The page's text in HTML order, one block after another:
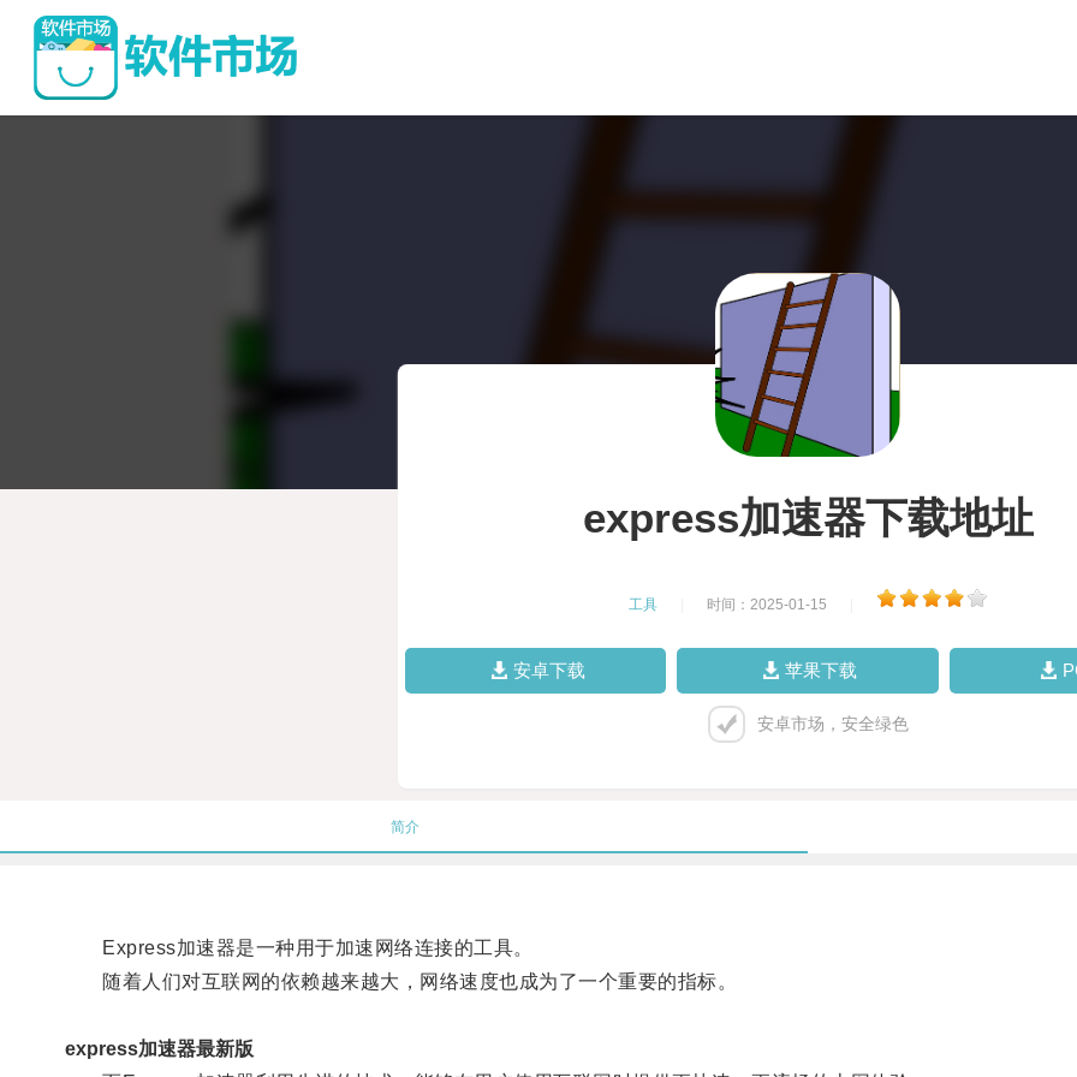
express加速器下载地址
工具 时间：2025-01-15
安卓下载 苹果下载
安卓市场，安全绿色
简介
Express加速器是一种用于加速网络连接的工具。
随着人们对互联网的依赖越来越大，网络速度也成为了一个重要的指标。
express加速器最新版